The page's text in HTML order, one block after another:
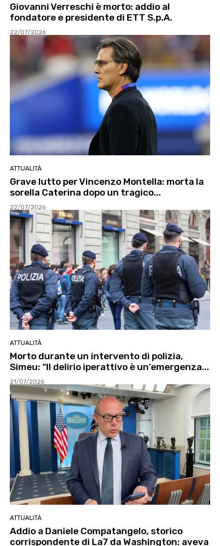
Giovanni Verreschi è morto: addio al
fondatore e presidente di ETT S.p.A.
22/07/2026
ATTUALITÀ
Grave lutto per Vincenzo Montella: morta la
sorella Caterina dopo un tragico...
22/07/2026
ATTUALITÀ
Morto durante un intervento di polizia,
Simeu: “Il delirio iperattivo è un’emergenza...
21/07/2026
ATTUALITÀ
Addio a Daniele Compatangelo, storico
corrispondente di La7 da Washington: aveva